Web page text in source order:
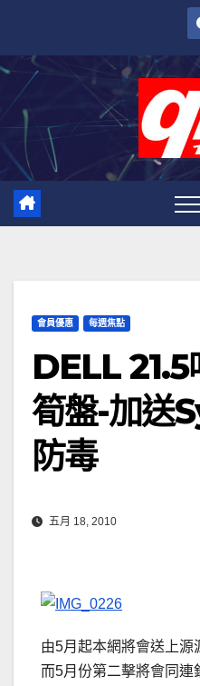
內
會員優惠 每週焦點
DELL
筍盤-加送
防毒
五月 18, 2010
由5月起本網將會送上源
而5月份第二擊將會同